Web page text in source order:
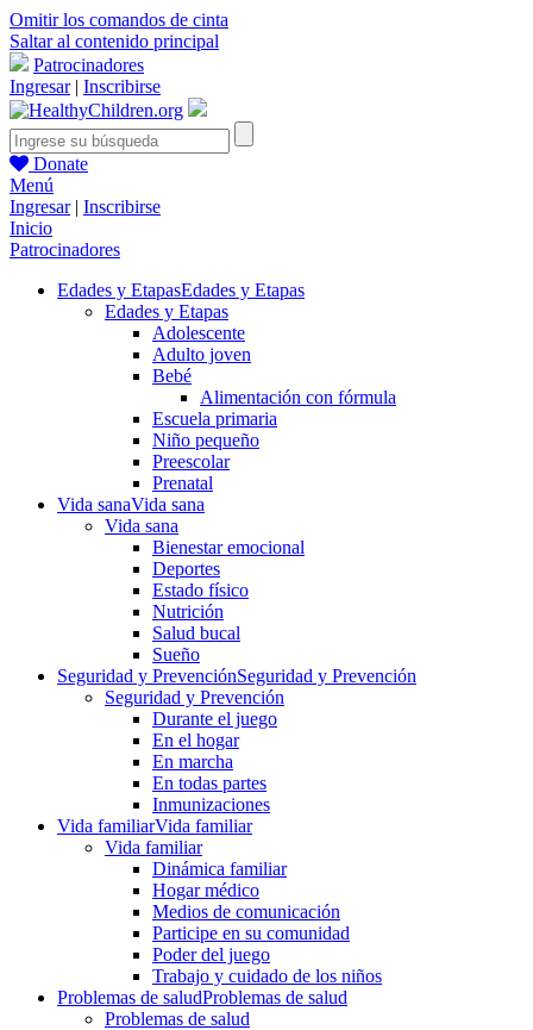
Omitir los comandos de cinta
Saltar al contenido principal
Patrocinadores
Ingresar| Inscribirse
Donate
Menú
Ingresar| Inscribirse
Inicio
Patrocinadores
Edades y EtapasEdades y Etapas
Edades y Etapas
Adolescente
Adulto joven
Bebé
Alimentación con fórmula
Escuela primaria
Niño pequeño
Preescolar
Prenatal
Vida sanaVida sana
Vida sana
Bienestar emocional
Deportes
Estado físico
Nutrición
Salud bucal
Sueño
Seguridad y PrevenciónSeguridad y Prevención
Seguridad y Prevención
Durante el juego
En el hogar
En marcha
En todas partes
Inmunizaciones
Vida familiarVida familiar
Vida familiar
Dinámica familiar
Hogar médico
Medios de comunicación
Participe en su comunidad
Poder del juego
Trabajo y cuidado de los niños
Problemas de saludProblemas de salud
Problemas de salud